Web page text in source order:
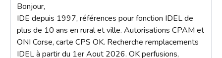
Bonjour,
IDE depuis 1997, références pour fonction IDEL de
plus de 10 ans en rural et ville. Autorisations CPAM et
ONI Corse, carte CPS OK. Recherche remplacements
IDEL à partir du 1er Aout 2026. OK perfusions,